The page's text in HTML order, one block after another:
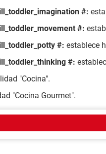
#:
#:
#: establece
#:
"Cocina".
"Cocina Gourmet".